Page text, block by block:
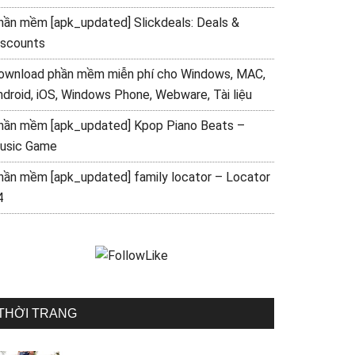
mềm [apk_updated] Slickdeals: Deals &
phần mềm miễn phí cho Windows, MAC,
iOS, Windows Phone, Webware, Tài liệu
mềm [apk_updated] Kpop Piano Beats –
Game
mềm [apk_updated] family locator – Locator
TRANG